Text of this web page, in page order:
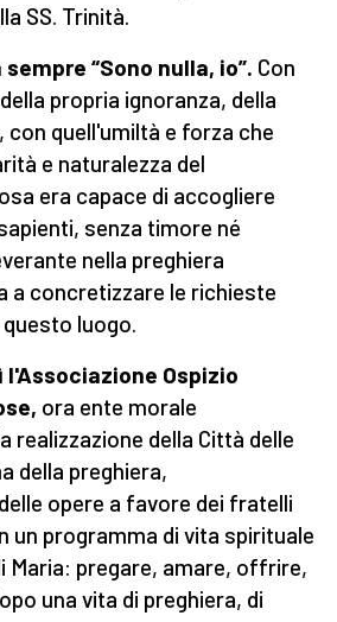
SS. Trinità.
“Sono nulla, io”. Con
propria ignoranza, della
con quell'umiltà e forza che
e naturalezza del
era capace di accogliere
senza timore né
nella preghiera
a concretizzare le richieste
luogo.
Ospizio
ora ente morale
realizzazione della Città delle
della preghiera,
opere a favore dei fratelli
un programma di vita spirituale
Maria: pregare, amare, offrire,
una vita di preghiera, di